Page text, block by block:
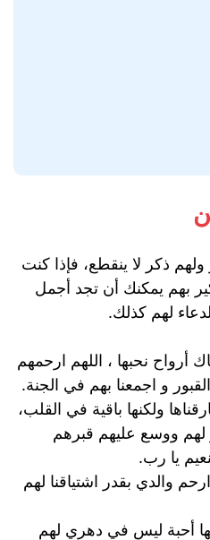
ذكر لا ينقطع، فإذا كنت
بهم يمكنك أن تجد أجمل
لهم كذلك.
أرواح نحبها ، اللهم ارحمهم
و اجمعنا بهم في الجنة.
ولكنها باقية في القلب،
لهم ووسع عليهم قبرهم
يا رب.
والدي بقدر اشتياقنا لهم
أحبة ليس في دهري لهم